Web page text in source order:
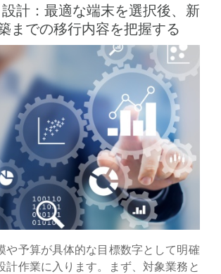
計：最適な端末を選択後、新
までの移行内容を把握する
や予算が具体的な目標数字として明確
計作業に入ります。まず、対象業務と